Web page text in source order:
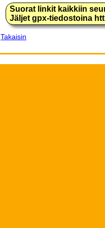
Suorat linkit kaikkiin
Jäljet gpx-tiedostoina
Takaisin